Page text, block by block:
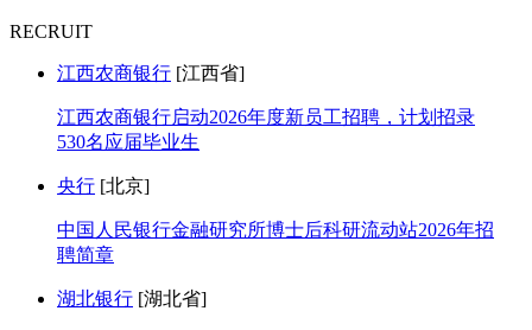
RECRUIT
江西农商银行 [江西省]
江西农商银行启动2026年度新员工招聘，计划招录
530名应届毕业生
央行 [北京]
中国人民银行金融研究所博士后科研流动站2026年招
聘简章
湖北银行 [湖北省]